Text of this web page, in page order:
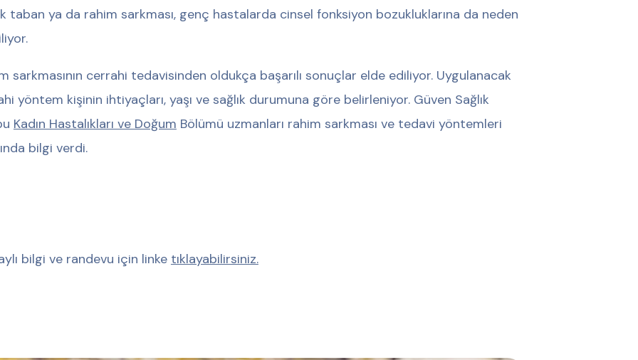
taban ya da rahim sarkması, genç hastalarda cinsel fonksiyon bozukluklarına da neden
sarkmasının cerrahi tedavisinden oldukça başarılı sonuçlar elde ediliyor. Uygulanacak
yöntem kişinin ihtiyaçları, yaşı ve sağlık durumuna göre belirleniyor. Güven Sağlık
Kadın Hastalıkları ve Doğum Bölümü uzmanları rahim sarkması ve tedavi yöntemleri
bilgi verdi.
bilgi ve randevu için linke tıklayabilirsiniz.